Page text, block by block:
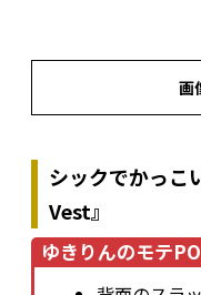
画
シックでかっ
Vest』
ゆきりんのモテ